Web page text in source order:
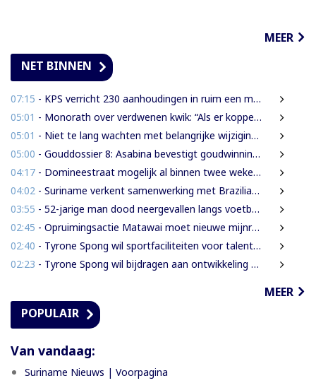
MEER
NET BINNEN
07:15 - KPS verricht 230 aanhoudingen in ruim een maand
05:01 - Monorath over verdwenen kwik: “Als er koppen moeten rollen, dan moeten die rollen”
05:01 - Niet te lang wachten met belangrijke wijzigingen van de Grondwet
05:00 - Gouddossier 8: Asabina bevestigt goudwinning op bodem Surinamerivier: Concessie voor riviergrind
04:17 - Domineestraat mogelijk al binnen twee weken weer open
04:02 - Suriname verkent samenwerking met Braziliaanse producent van radarsystemen
03:55 - 52-jarige man dood neergevallen langs voetbalveld
02:45 - Opruimingsactie Matawai moet nieuwe mijnramp voorkomen
02:40 - Tyrone Spong wil sportfaciliteiten voor talentvolle Surinaamse jongeren
02:23 - Tyrone Spong wil bijdragen aan ontwikkeling Surinaamse jeugd
MEER
POPULAIR
Van vandaag:
Suriname Nieuws | Voorpagina